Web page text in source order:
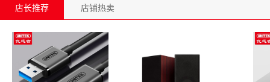
店长推荐 店铺热卖